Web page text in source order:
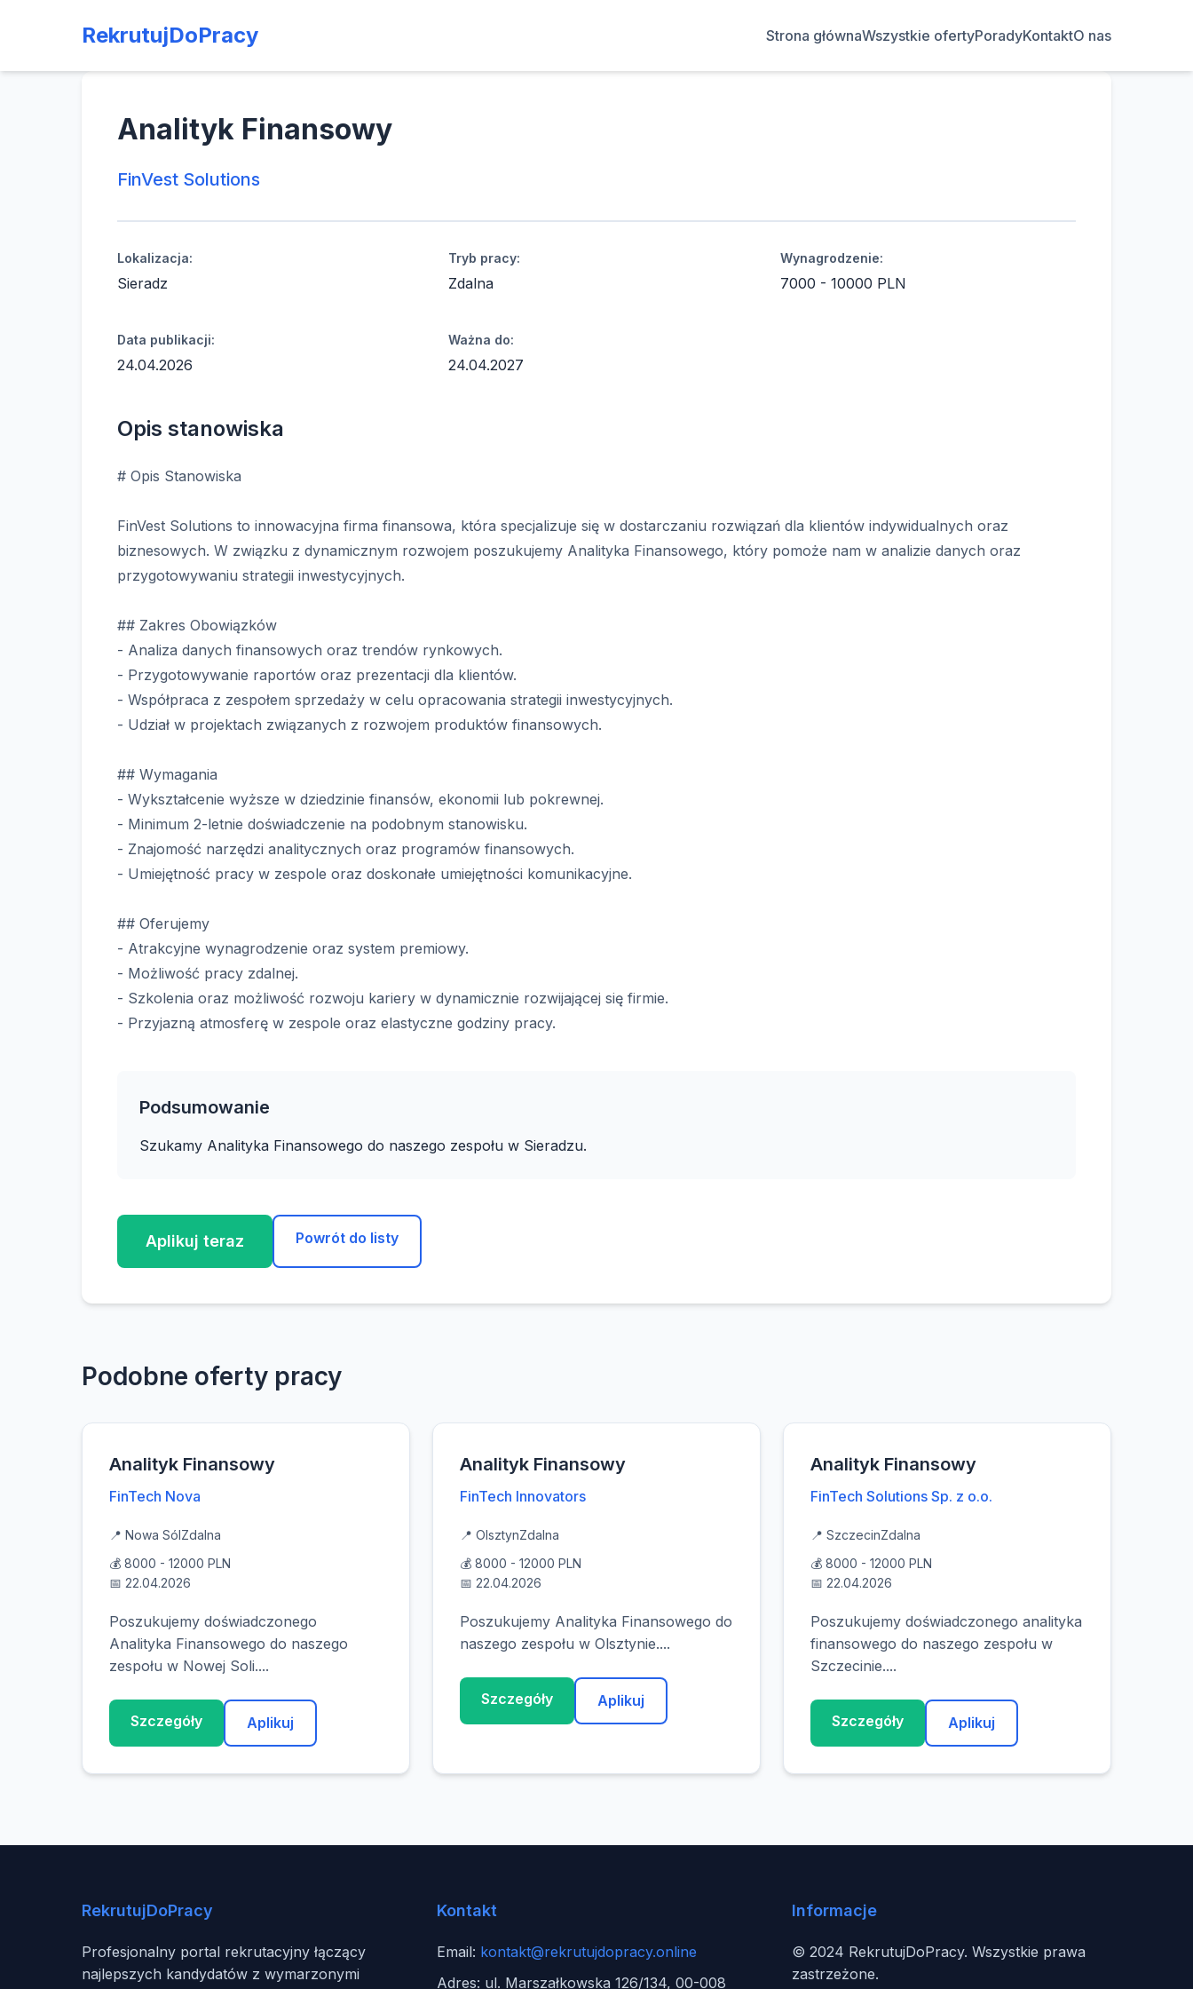
RekrutujDoPracy Strona głównaWszystkie ofertyPoradyKontaktO nas
Analityk Finansowy
FinVest Solutions
Lokalizacja:
Sieradz
Tryb pracy:
Zdalna
Wynagrodzenie:
7000 - 10000 PLN
Data publikacji:
24.04.2026
Ważna do:
24.04.2027
Opis stanowiska
# Opis Stanowiska
FinVest Solutions to innowacyjna firma finansowa, która specjalizuje się w dostarczaniu rozwiązań dla klientów indywidualnych oraz
biznesowych. W związku z dynamicznym rozwojem poszukujemy Analityka Finansowego, który pomoże nam w analizie danych oraz
przygotowywaniu strategii inwestycyjnych.
## Zakres Obowiązków
- Analiza danych finansowych oraz trendów rynkowych.
- Przygotowywanie raportów oraz prezentacji dla klientów.
- Współpraca z zespołem sprzedaży w celu opracowania strategii inwestycyjnych.
- Udział w projektach związanych z rozwojem produktów finansowych.
## Wymagania
- Wykształcenie wyższe w dziedzinie finansów, ekonomii lub pokrewnej.
- Minimum 2-letnie doświadczenie na podobnym stanowisku.
- Znajomość narzędzi analitycznych oraz programów finansowych.
- Umiejętność pracy w zespole oraz doskonałe umiejętności komunikacyjne.
## Oferujemy
- Atrakcyjne wynagrodzenie oraz system premiowy.
- Możliwość pracy zdalnej.
- Szkolenia oraz możliwość rozwoju kariery w dynamicznie rozwijającej się firmie.
- Przyjazną atmosferę w zespole oraz elastyczne godziny pracy.
Podsumowanie
Szukamy Analityka Finansowego do naszego zespołu w Sieradzu.
Aplikuj teraz Powrót do listy
Podobne oferty pracy
Analityk Finansowy
FinTech Nova
📍 Nowa SólZdalna
💰 8000 - 12000 PLN
📅 22.04.2026
Poszukujemy doświadczonego
Analityka Finansowego do naszego
zespołu w Nowej Soli....
Szczegóły Aplikuj
Analityk Finansowy
FinTech Innovators
📍 OlsztynZdalna
💰 8000 - 12000 PLN
📅 22.04.2026
Poszukujemy Analityka Finansowego do
naszego zespołu w Olsztynie....
Szczegóły Aplikuj
Analityk Finansowy
FinTech Solutions Sp. z o.o.
📍 SzczecinZdalna
💰 8000 - 12000 PLN
📅 22.04.2026
Poszukujemy doświadczonego analityka
finansowego do naszego zespołu w
Szczecinie....
Szczegóły Aplikuj
RekrutujDoPracy
Profesjonalny portal rekrutacyjny łączący
najlepszych kandydatów z wymarzonymi
Kontakt
Email: kontakt@rekrutujdopracy.online
Adres: ul. Marszałkowska 126/134, 00-008
Informacje
© 2024 RekrutujDoPracy. Wszystkie prawa
zastrzeżone.